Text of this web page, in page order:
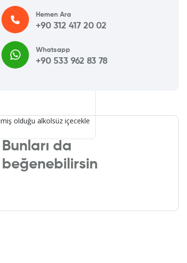
olduğu alkolsüz içecekle
Hemen Ara
+90 312 417 20 02
Whatsapp
+90 533 962 83 78
Bunları da
beğenebilirsin